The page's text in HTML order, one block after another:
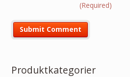
(Required)
Produktkategorier